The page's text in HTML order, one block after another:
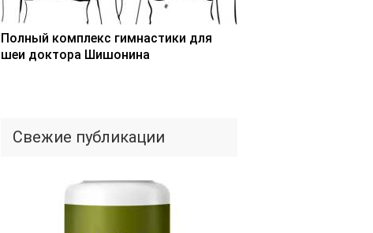
Полный комплекс гимнастики для
шеи доктора Шишонина
Свежие публикации